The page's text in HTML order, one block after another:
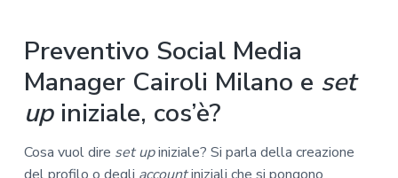
Preventivo Social Media
Manager Cairoli Milano e set
upiniziale, cos’è?
Cosa vuol dire set upiniziale? Si parla della creazione
del profilo o degli accountiniziali che si pongono